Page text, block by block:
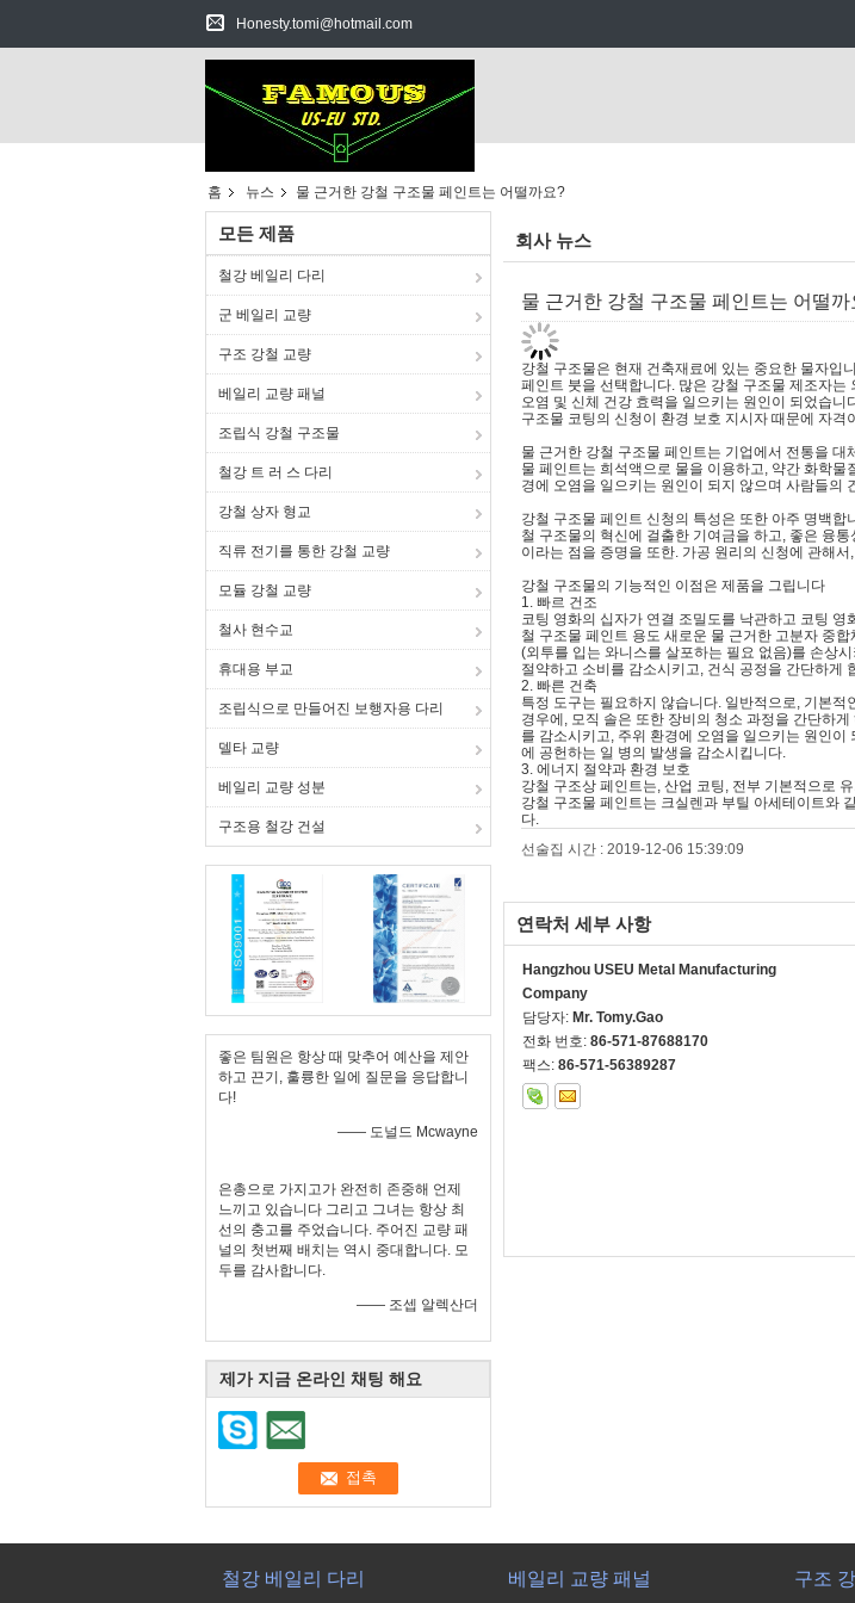
Honesty.tomi@hotmail.com
홈 뉴스 물 근거한 강철 구조물 페인트는 어떨까요?
모든 제품
철강 베일리 다리
군 베일리 교량
구조 강철 교량
베일리 교량 패널
조립식 강철 구조물
철강 트 러 스 다리
강철 상자 형교
직류 전기를 통한 강철 교량
모듈 강철 교량
철사 현수교
휴대용 부교
조립식으로 만들어진 보행자용 다리
델타 교량
베일리 교량 성분
구조용 철강 건설
좋은 팀원은 항상 때 맞추어 예산을 제안
하고 끈기, 훌륭한 일에 질문을 응답합니
다!
—— 도널드 Mcwayne
은총으로 가지고가 완전히 존중해 언제
느끼고 있습니다 그리고 그녀는 항상 최
선의 충고를 주었습니다. 주어진 교량 패
널의 첫번째 배치는 역시 중대합니다. 모
두를 감사합니다.
—— 조셉 알렉산더
제가 지금 온라인 채팅 해요
회사 뉴스
물 근거한 강철 구조물 페인트는 어떨까
강철 구조물은 현재 건축재료에 있는 중요한 물자입
페인트 붓을 선택합니다. 많은 강철 구조물 제조자
오염 및 신체 건강 효력을 일으키는 원인이 되었습
구조물 코팅의 신청이 환경 보호 지시자 때문에 자격
물 근거한 강철 구조물 페인트는 기업에서 전통을
물 페인트는 희석액으로 물을 이용하고, 약간 화학
경에 오염을 일으키는 원인이 되지 않으며 사람들의
강철 구조물 페인트 신청의 특성은 또한 아주 명백
철 구조물의 혁신에 걸출한 기여금을 하고, 좋은 융
이라는 점을 증명을 또한. 가공 원리의 신청에 관해
강철 구조물의 기능적인 이점은 제품을 그립니다
1. 빠르 건조
코팅 영화의 십자가 연결 조밀도를 낙관하고 코팅
철 구조물 페인트 용도 새로운 물 근거한 고분자 중
(외투를 입는 와니스를 살포하는 필요 없음)를 손상
절약하고 소비를 감소시키고, 건식 공정을 간단하게
2. 빠른 건축
특정 도구는 필요하지 않습니다. 일반적으로, 기본
경우에, 모직 솔은 또한 장비의 청소 과정을 간단하
를 감소시키고, 주위 환경에 오염을 일으키는 원인
에 공헌하는 일 병의 발생을 감소시킵니다.
3. 에너지 절약과 환경 보호
강철 구조상 페인트는, 산업 코팅, 전부 기본적으로
강철 구조물 페인트는 크실렌과 부틸 아세테이트와
다.
선술집 시간 : 2019-12-06 15:39:09
연락처 세부 사항
Hangzhou USEU Metal Manufacturing
Company
담당자: Mr. Tomy.Gao
전화 번호: 86-571-87688170
팩스: 86-571-56389287
철강 베일리 다리 베일리 교량 패널 구조